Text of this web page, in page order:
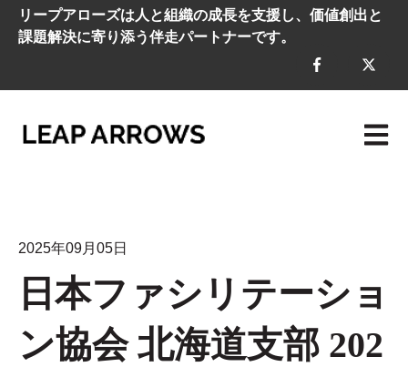
リープアローズは人と組織の成長を支援し、価値創出と
課題解決に寄り添う伴走パートナーです。
メイ
2025年09月05日
日本ファシリテーショ
ン協会 北海道支部 202